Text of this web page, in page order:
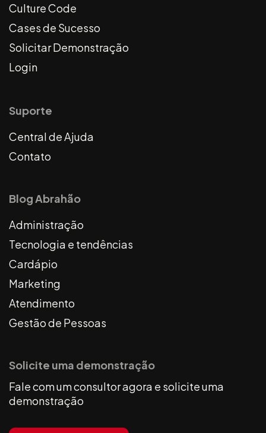
Culture Code
Cases de Sucesso
Solicitar Demonstração
Login
Suporte
Central de Ajuda
Contato
Blog Abrahão
Administração
Tecnologia e tendências
Cardápio
Marketing
Atendimento
Gestão de Pessoas
Solicite uma demonstração
Fale com um consultor agora e solicite uma
demonstração